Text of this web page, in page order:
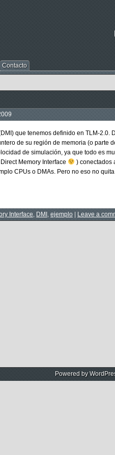
Contacto
que tenemos definido en TLM-2.0.
de su región de memoria (o parte
de simulación, ya que todo es
Memory Interface
) conectados
CPUs o DMAs. Pero no eso no
Interface, DMI , ejemplo Leave a
Powered by